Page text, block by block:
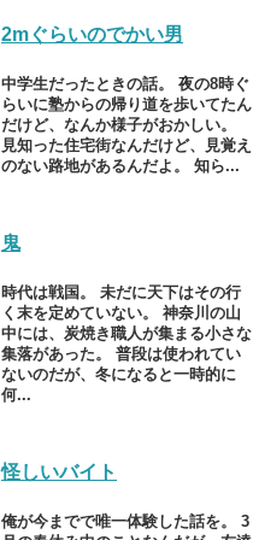
2mぐらいのでかい男
中学生だったときの話。 夜の8時ぐ
らいに塾からの帰り道を歩いてたん
だけど、なんか様子がおかしい。
見知った住宅街なんだけど、見覚え
のない路地があるんだよ。 知ら...
鬼
時代は戦国。 未だに天下はその行
く末を定めていない。 神奈川の山
中には、炭焼き職人が集まる小さな
集落があった。 普段は使われてい
ないのだが、冬になると一時的に
何...
怪しいバイト
俺が今までで唯一体験した話を。 3